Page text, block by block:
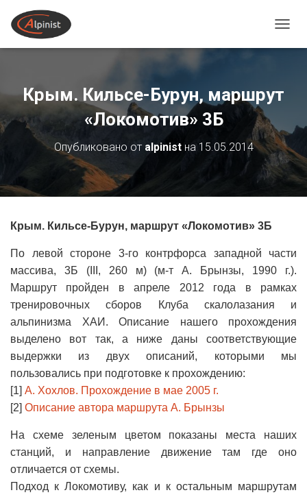
Крым. Кильсе-Бурун, маршрут
«Локомотив» 3Б
Опубликовано от alpinistна 15.05.2014
Крым. Кильсе-Бурун, маршрут «Локомотив» 3Б
По левой стороне 3-го контрфорса западной части
массива, 3Б (III, 260 м) (м-т А. Брынзы, 1990 г.).
Маршрут пройден в апреле 2012 года в рамках
тренировочных сборов Клуба скалолазания и
альпинизма ХАИ. Описание нашего прохождения
выделено вот так, а ниже даны соответствующие
выдержки из двух описаний, которыми мы
пользовались при подготовке к прохождению:
[1] А. Хохлов. Прохождение в мае 2005 г.
[2] Описание автора маршрута А. Брынзы
На схеме зеленым цветом показаны места наших
станций, и направление движение там где оно
отличается от схемы.
Подход к Локомотиву, как и к остальным маршрутам